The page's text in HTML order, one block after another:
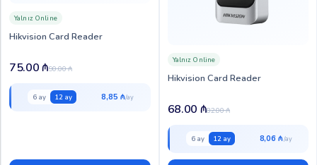
Hikvision Card Reader
Yalnız Online
90.00₼
75.00₼
6 ay 12 ay 8,85 ₼
Hikvision Card Reader
Yalnız Online
82.00₼
68.00 ₼
6 ay 12 ay 8,06 ₼